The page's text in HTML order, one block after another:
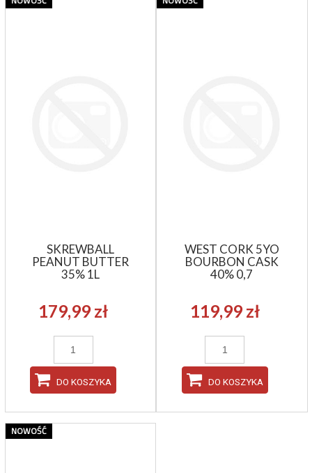
SKREWBALL
PEANUT BUTTER
35% 1L
179,99 zł
DO KOSZYKA
WEST CORK 5YO
BOURBON CASK
40% 0,7
119,99 zł
DO KOSZYKA
NOWOŚĆ